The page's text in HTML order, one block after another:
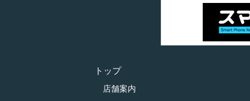
トップ
店舗案内